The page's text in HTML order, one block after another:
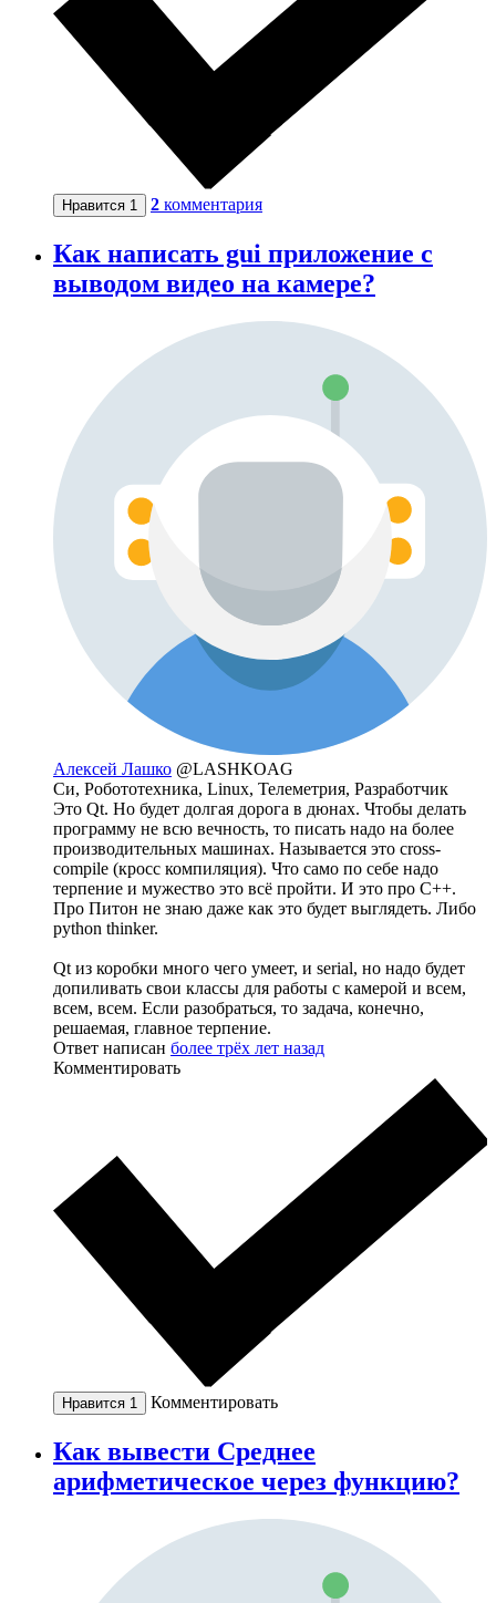
Нравится 1 2 комментария
Как написать gui приложение с
выводом видео на камере?
Алексей Лашко @LASHKOAG
Си, Робототехника, Linux, Телеметрия, Разработчик
Это Qt. Но будет долгая дорога в дюнах. Чтобы делать
программу не всю вечность, то писать надо на более
производительных машинах. Называется это cross-
compile (кросс компиляция). Что само по себе надо
терпение и мужество это всё пройти. И это про С++.
Про Питон не знаю даже как это будет выглядеть. Либо
python thinker.
Qt из коробки много чего умеет, и serial, но надо будет
допиливать свои классы для работы с камерой и всем,
всем, всем. Если разобраться, то задача, конечно,
решаемая, главное терпение.
Ответ написан более трёх лет назад
Комментировать
Нравится 1 Комментировать
Как вывести Среднее
арифметическое через функцию?